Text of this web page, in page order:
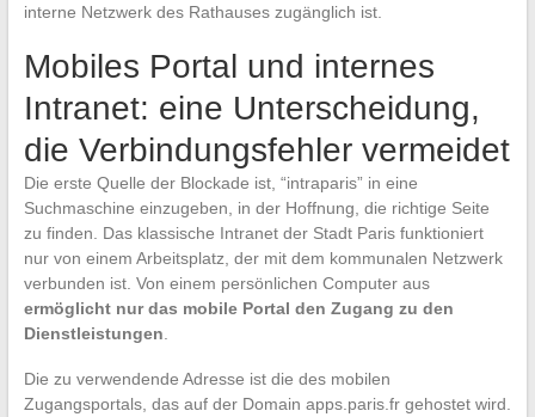
interne Netzwerk des Rathauses zugänglich ist.
Mobiles Portal und internes
Intranet: eine Unterscheidung,
die Verbindungsfehler vermeidet
Die erste Quelle der Blockade ist, “intraparis” in eine
Suchmaschine einzugeben, in der Hoffnung, die richtige Seite
zu finden. Das klassische Intranet der Stadt Paris funktioniert
nur von einem Arbeitsplatz, der mit dem kommunalen Netzwerk
verbunden ist. Von einem persönlichen Computer aus
ermöglicht nur das mobile Portal den Zugang zu den
Dienstleistungen
Die zu verwendende Adresse ist die des mobilen
Zugangsportals, das auf der Domain apps.paris.fr gehostet wird.